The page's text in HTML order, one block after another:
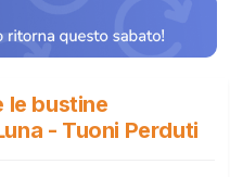
le bustine
- Tuoni Perduti